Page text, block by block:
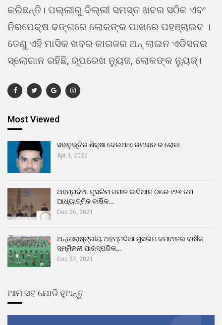
କରିଛନ୍ତି। ପଲ୍ଲୀରୁ ଦିଲ୍ଲୀ ସମସ୍ତ ଖବର ସଠିକ ଏବଂ
ନିରପେକ୍ଷ ଢଙ୍ଗରେ ଲୋକଙ୍କ ପାଖରେ ପହଞ୍ଚାଇବ ।
ତେଣୁ ଏହି ମାସିକ ଖବର କାଗଜର ଅନ୍ ଲାଇନ ଏଡିସନର
ସ୍ଲୋଗାନ ରହିଛି, ରୂପରେଖ ନ୍ୟୁଜ, ଲୋକଙ୍କ ନ୍ୟୁଜ୍।
Most Viewed
ସହାନୁଭୂତିର ଶିକ୍ଷା ଦେଇଥାଏ ରମଜାନ ର ରୋଜା
Apr 3, 2022
ଅହମ୍ମଦିଆ ମୁସଲିମ ଜମାତ କାଦିଆନ ଠାରେ ୧୨୬ ତମ
ଆଧ୍ୟାତ୍ମିକ ବାର୍ଷିକ…
Dec 26, 2021
ଅନ୍ତଃରାଷ୍ଟ୍ରୀୟ ଅହମ୍ମଦିଆ ମୁସଲିମ ଜମାଅତର ବାର୍ଷିକ
ସମ୍ମିଳନୀ ପାରସ୍ପରିକ…
Dec 27, 2021
ଆମ ସହ ଯୋଡି ହୁଅନ୍ତୁ